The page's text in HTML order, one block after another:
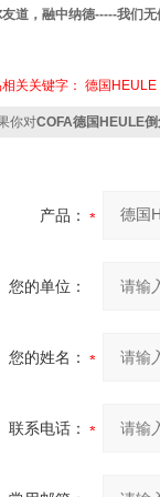
道，融中纳德-----我们
关关键字： 德国HEULE
你对COFA德国HEULE
产品：
您的单位：
您的姓名：
联系电话：